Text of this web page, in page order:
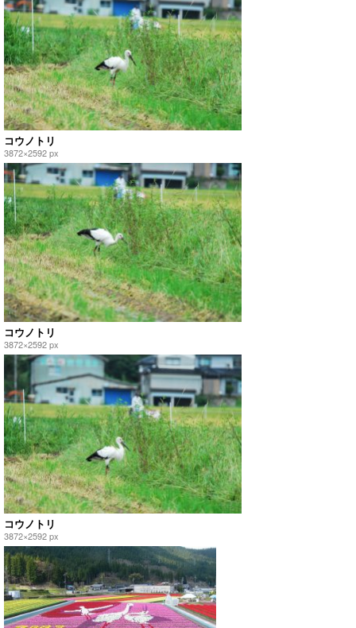
コウノトリ
3872×2592 px
コウノトリ
3872×2592 px
コウノトリ
3872×2592 px